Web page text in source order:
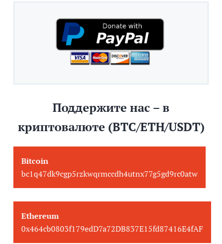
Поддержите нас – в
криптовалюте (BTC/ETH/USDT)
Bitcoin
bc1q47dk9cgp5rzkwqrmccdh4utnx77g5gd9rc0atw
Ethereum
0x464cb0803f179edD7a72DB837E15fd87416E4fAF